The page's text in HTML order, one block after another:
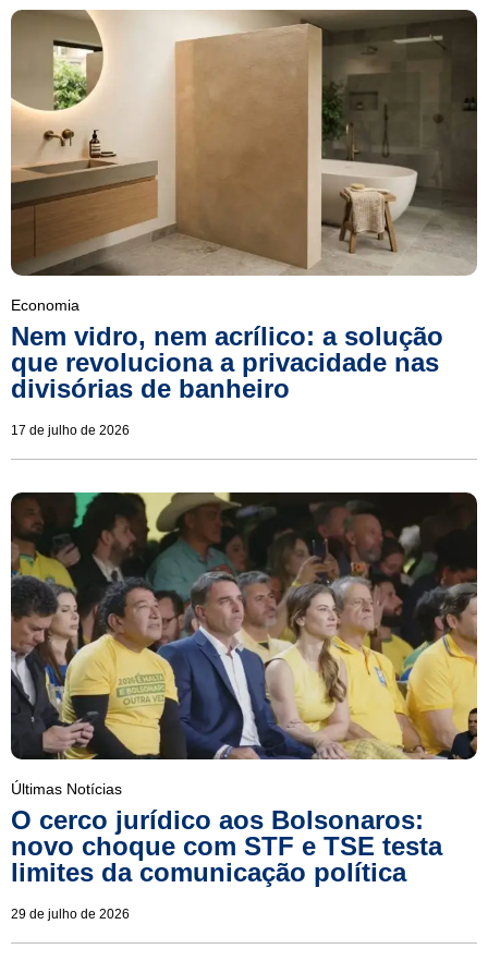
Economia
Nem vidro, nem acrílico: a solução
que revoluciona a privacidade nas
divisórias de banheiro
17 de julho de 2026
Últimas Notícias
O cerco jurídico aos Bolsonaros:
novo choque com STF e TSE testa
limites da comunicação política
29 de julho de 2026